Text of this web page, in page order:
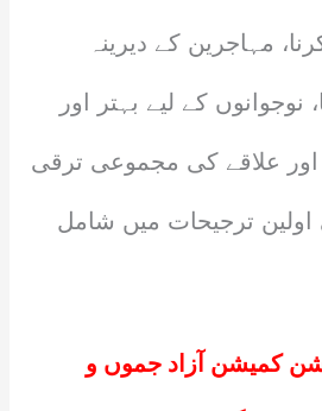
مہاجرین کے دیرینہ
نوجوانوں کے لیے بہتر اور
اور علاقے کی مجموعی ترقی
ترجیحات میں شامل
کمیشن آزاد جموں و